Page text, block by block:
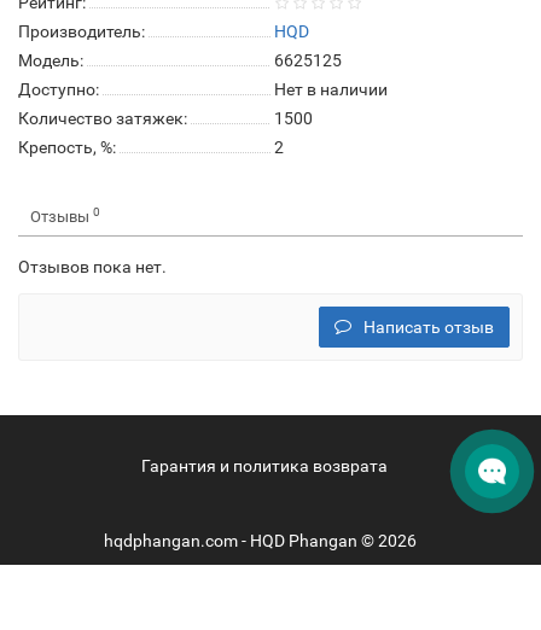
Производитель:
HQD
Модель:
6625125
Доступно:
Нет в наличии
Количество затяжек:
1500
Крепость, %:
2
Отзывы 0
Отзывов пока нет.
Написать отзыв
Гарантия и политика возврата
hqdphangan.com - HQD Phangan © 2026